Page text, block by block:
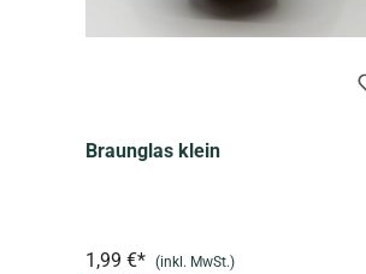
Braunglas klein
1,99 €* (inkl. MwSt.)